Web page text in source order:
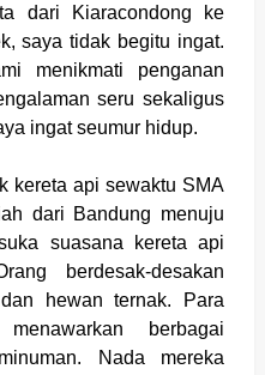
dari Kiaracondong ke
saya tidak begitu ingat.
menikmati penganan
seru sekaligus
ingat seumur hidup.
kereta api sewaktu SMA
dari Bandung menuju
suasana kereta api
berdesak-desakan
hewan ternak. Para
berbagai
Nada mereka